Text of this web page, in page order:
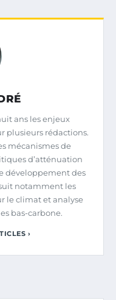
ans les enjeux
plusieurs rédactions.
mécanismes de
d’atténuation
développement des
notamment les
le climat et analyse
bas-carbone.
›